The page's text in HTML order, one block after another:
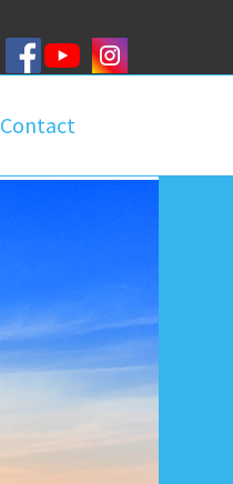
Contact